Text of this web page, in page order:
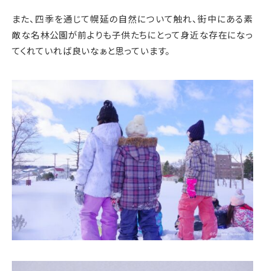
また、四季を通じて幌延の自然について触れ、街中にある素
敵な名林公園が前よりも子供たちにとって身近な存在になっ
てくれていれば良いなぁと思っています。